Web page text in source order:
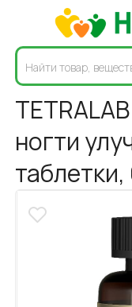
ногти